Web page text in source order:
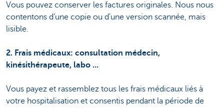
Vous pouvez conserver les factures originales. Nous nous
contentons d'une copie ou d'une version scannée, mais
lisible.
2. Frais médicaux: consultation médecin,
kinésithérapeute, labo ...
Vous payez et rassemblez tous les frais médicaux liés à
votre hospitalisation et consentis pendant la période de